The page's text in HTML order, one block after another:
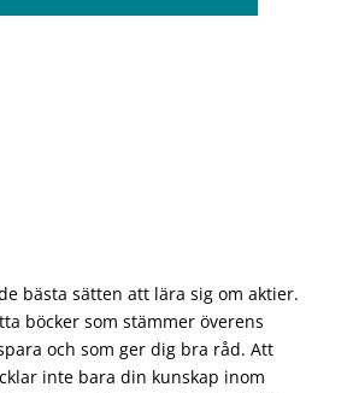
bästa sätten att lära sig om aktier.
böcker som stämmer överens
och som ger dig bra råd. Att
inte bara din kunskap inom